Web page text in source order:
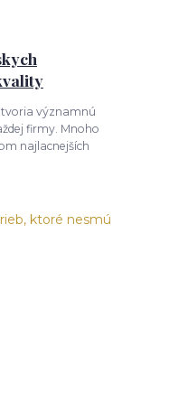
významnú
firmy. Mnoho
najlacnejších